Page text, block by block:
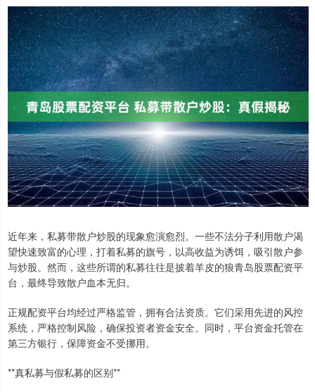
近年来，私募带散户炒股的现象愈演愈烈。一些不法分子利用散户渴
望快速致富的心理，打着私募的旗号，以高收益为诱饵，吸引散户参
与炒股。然而，这些所谓的私募往往是披着羊皮的狼青岛股票配资平
台，最终导致散户血本无归。
正规配资平台均经过严格监管，拥有合法资质。它们采用先进的风控
系统，严格控制风险，确保投资者资金安全。同时，平台资金托管在
第三方银行，保障资金不受挪用。
**真私募与假私募的区别**